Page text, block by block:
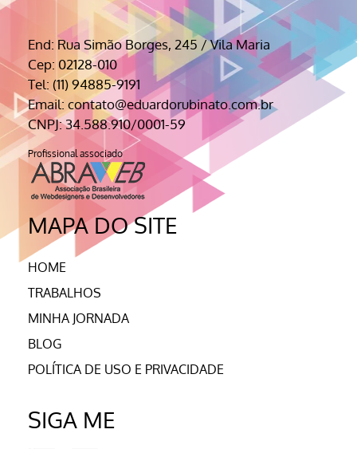
End: Rua Simão Borges, 245 / Vila Maria
Cep: 02128-010
Tel: (11) 94885-9191
Email: contato@eduardorubinato.com.br
CNPJ: 34.588.910/0001-59
Profissional associado
MAPA DO SITE
HOME
TRABALHOS
MINHA JORNADA
BLOG
POLÍTICA DE USO E PRIVACIDADE
SIGA ME